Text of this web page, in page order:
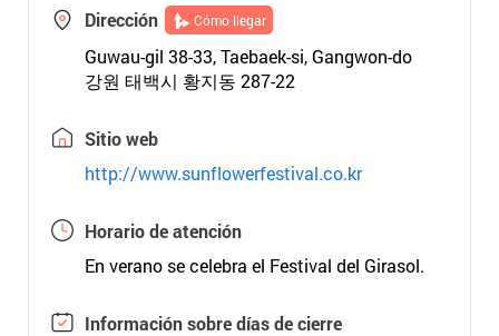
Dirección Cómo llegar
Guwau-gil 38-33, Taebaek-si, Gangwon-do
강원 태백시 황지동 287-22
Sitio web
http://www.sunflowerfestival.co.kr
Horario de atención
En verano se celebra el Festival del Girasol.
Información sobre días de cierre